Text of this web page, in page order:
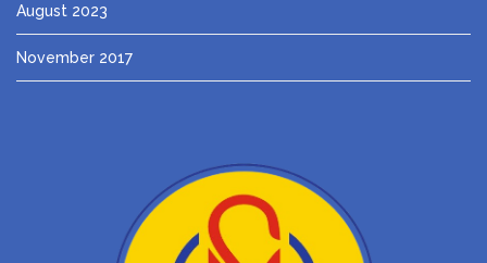
August 2023
November 2017